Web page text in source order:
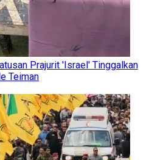
Prajurit 'Israel' Tinggalkan
Teiman